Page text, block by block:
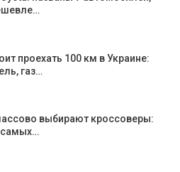
проехать 100 км в Украине:
газ…
выбирают кроссоверы:
самых…